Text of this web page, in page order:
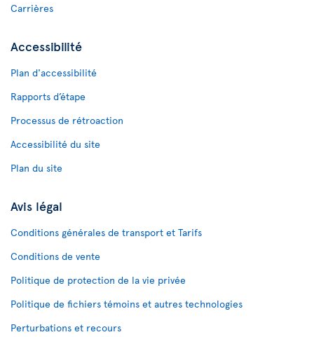
Carrières
Accessibilité
Plan d'accessibilité
Rapports d’étape
Processus de rétroaction
Accessibilité du site
Plan du site
Avis légal
Conditions générales de transport et Tarifs
Conditions de vente
Politique de protection de la vie privée
Politique de fichiers témoins et autres technologies
Perturbations et recours